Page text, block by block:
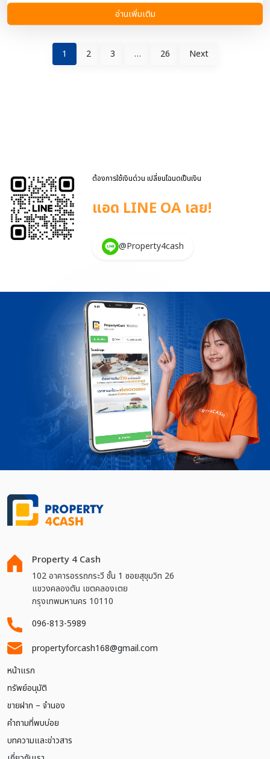
เฉพาะพื้นที่ที่เคยพึ่งพาการเดินทางด้วยรถยนต์เป็นหลัก
เมื่อการเข้าถึงระบบขนส่งมวลชนสะดวกขึ้น ส่งผลให้ความต้องการซื้อและ
คอนโดมิเนียม หรือแม้แต่ตึกแถวเชิงพาณิชย์ที่อยู่ใกล้สถานีรถไฟฟ้า
ราคาตึกแถวรอบแนวรถไฟฟ้าเพิ่มขึ้นกี่เปอร์เซ็นต์ จากการ
อ่านเพิ่มเติม
1 2 3 … 26 Next
ต้องการใช้เงินด่วน เปลี่ยนโฉนดเป็นเงิน
แอด LINE OA เลย!
@Property4cash
Property 4 Cash
102 อาคารอรรถกระวี ชั้น 1 ซอยสุขุมวิท 26
แขวงคลองตัน เขตคลองเตย
กรุงเทพมหานคร 10110
096-813-5989
propertyforcash168@gmail.com
หน้าแรก
ทรัพย์อนุมัติ
ขายฝาก – จำนอง
คำถามที่พบบ่อย
บทความและข่าวสาร